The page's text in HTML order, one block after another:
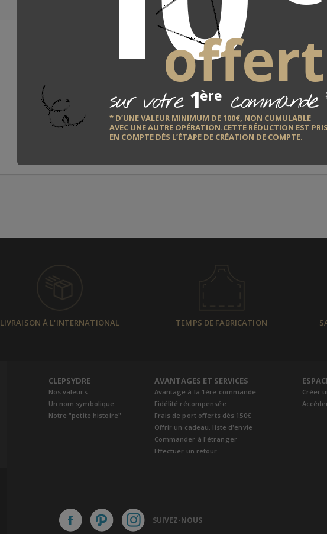
offert
sur votre1èrecommande
* D’UNE VALEUR MINIMUM DE 100€, NON CUMULABLE
AVEC UNE AUTRE OPÉRATION.CETTE RÉDUCTION EST
EN COMPTE DÈS L’ÉTAPE DE CRÉATION DE COMPTE.
LIVRAISON À L'INTERNATIONAL TEMPS DE FABRICATION
CLEPSYDRE
Nos valeurs
Un nom symbolique
Notre "petite histoire"
AVANTAGES ET SERVICES
Avantage à la 1ère commande
Fidélité récompensée
Frais de port offerts dès 150€
Offrir un cadeau, liste d'envie
Commander à l'étranger
Effectuer un retour
Créer
SUIVEZ-NOUS